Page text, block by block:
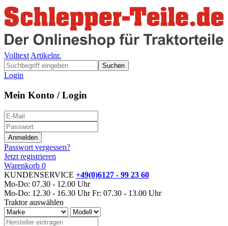
Volltext Artikelnr.
Suchen
Login
Mein Konto / Login
Passwort vergessen?
Jetzt registrieren
Warenkorb 0
KUNDENSERVICE +49(0)6127 - 99 23 60
Mo-Do: 07.30 - 12.00 Uhr
Mo-Do: 12.30 - 16.30 Uhr Fr: 07.30 - 13.00 Uhr
Traktor auswählen